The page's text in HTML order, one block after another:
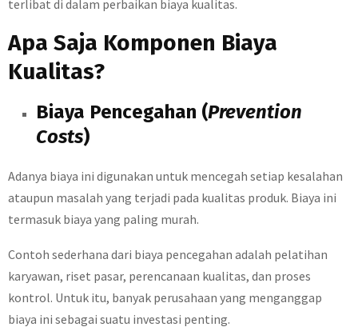
terlibat di dalam perbaikan biaya kualitas.
Apa Saja Komponen Biaya
Kualitas?
Biaya Pencegahan (Prevention
Costs)
Adanya biaya ini digunakan untuk mencegah setiap kesalahan
ataupun masalah yang terjadi pada kualitas produk. Biaya ini
termasuk biaya yang paling murah.
Contoh sederhana dari biaya pencegahan adalah pelatihan
karyawan, riset pasar, perencanaan kualitas, dan proses
kontrol. Untuk itu, banyak perusahaan yang menganggap
biaya ini sebagai suatu investasi penting.